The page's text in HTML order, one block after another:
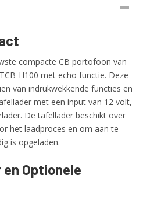
compacte CB portofoon van
H100 met echo functie. Deze
van indrukwekkende functies en
met een input van 12 volt,
De tafellader beschikt over
het laadproces en om aan te
is opgeladen.
Optionele